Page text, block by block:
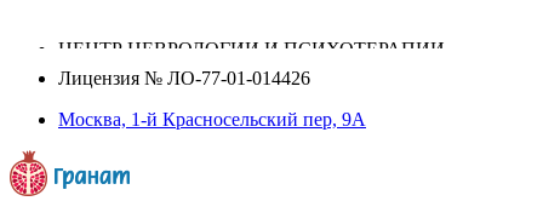
ЦЕНТР НЕВРОЛОГИИ И ПСИХОТЕРАПИИ
Лицензия № ЛО-77-01-014426
Москва, 1-й Красносельский пер, 9А